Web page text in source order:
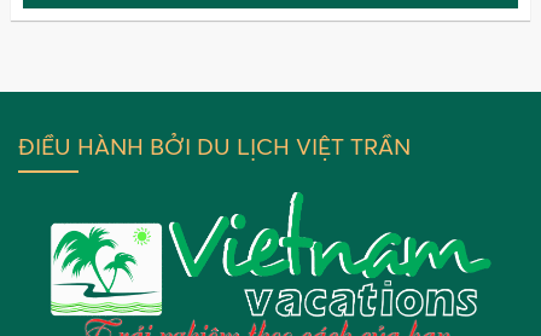
ĐIỀU HÀNH BỞI DU LỊCH VIỆT TRẦN